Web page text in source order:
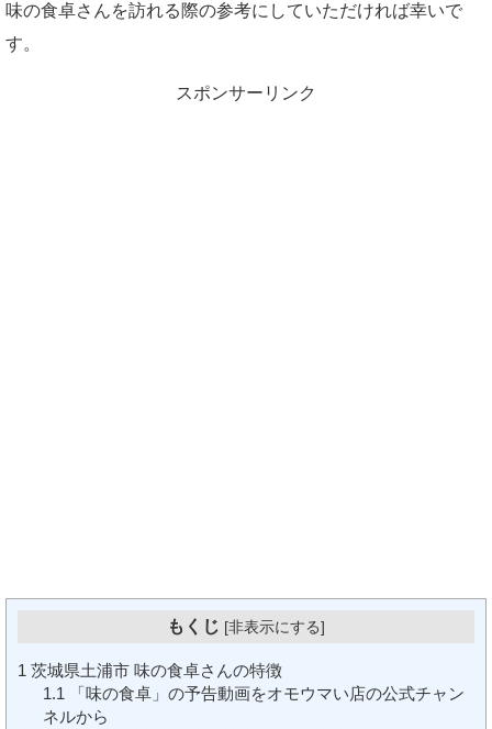
味の食卓さんを訪れる際の参考にしていただければ幸いで
す。
スポンサーリンク
もくじ [非表示にする]
1 茨城県土浦市 味の食卓さんの特徴
1.1 「味の食卓」の予告動画をオモウマい店の公式チャン
ネルから